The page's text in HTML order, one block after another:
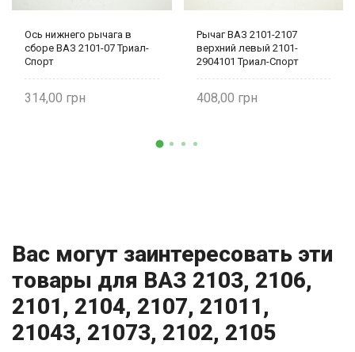
Ось нижнего рычага в
сборе ВАЗ 2101-07 Триал-
Спорт
314,00
Рычаг ВАЗ 2101-2107
верхний левый 2101-
2904101 Триал-Спорт
408,00
Вас могут заинтересовать эти
товары для ВАЗ 2103, 2106,
2101, 2104, 2107, 21011,
21043, 21073, 2102, 2105